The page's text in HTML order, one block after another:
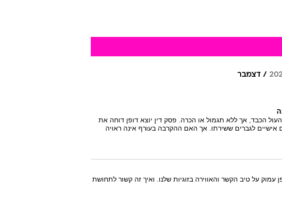
דצמבר
הכבד, אך ללא תגמול או הכרה. פסק דין יוצא דופן דוחה את
לגברים ששירתו. אך האם ההקרבה בעורף אינה ראויה
עמוק על טיב הקשר והאווירה בזוגיות שלנו. ואיך זה קשור לתחושת